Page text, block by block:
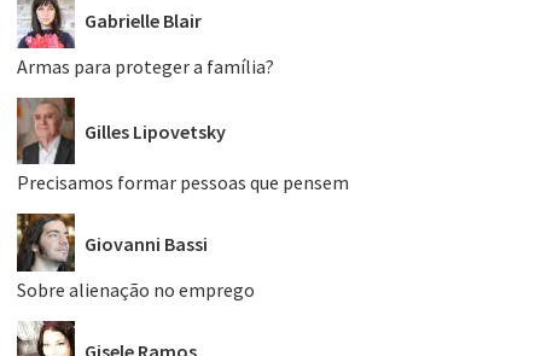
Gabrielle Blair
Armas para proteger a família?
Gilles Lipovetsky
Precisamos formar pessoas que pensem
Giovanni Bassi
Sobre alienação no emprego
Gisele Ramos